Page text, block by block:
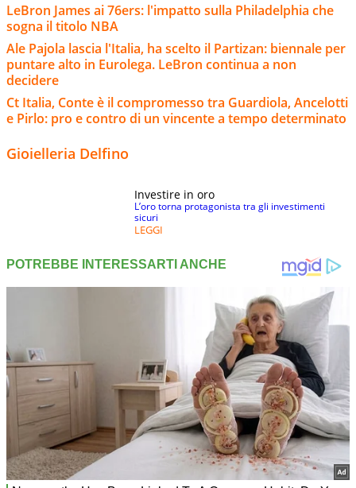
LeBron James ai 76ers: l'impatto sulla Philadelphia che
sogna il titolo NBA
Ale Pajola lascia l'Italia, ha scelto il Partizan: biennale per
puntare alto in Eurolega. LeBron continua a non
decidere
Ct Italia, Conte è il compromesso tra Guardiola, Ancelotti
e Pirlo: pro e contro di un vincente a tempo determinato
Gioielleria Delfino
Investire in oro
L’oro torna protagonista tra gli investimenti
sicuri
LEGGI